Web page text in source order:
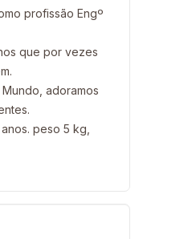
profissão Engº
que por vezes
adoramos
peso 5 kg,